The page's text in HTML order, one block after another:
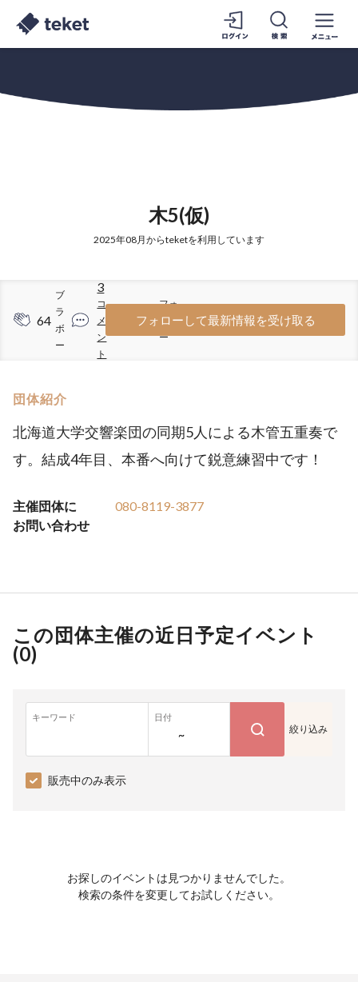
木5(仮)
2025年08月からteketを利用しています
64
ブ
ラ
ボ
ー
3
コ
メ
ン
ト
17
フォ
ロワ
ー
フォローして最新情報を受け取る
団体紹介
北海道大学交響楽団の同期5人による木管五重奏で
す。結成4年目、本番へ向けて鋭意練習中です！
主催団体に
お問い合わせ
080-8119-3877
この団体主催の近日予定イベント
(0)
キーワード 日付
~ 絞り込み
販売中のみ表示
お探しのイベントは見つかりませんでした。
検索の条件を変更してお試しください。